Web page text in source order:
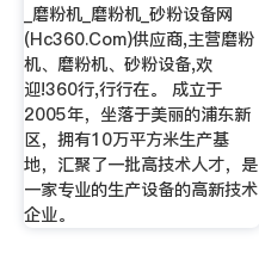
_磨粉机_磨粉机_砂粉设备网
(Hc360.Com)供应商,主营磨粉
机、磨粉机、砂粉设备,欢
迎!360行,行行在。 成立于
2005年，坐落于美丽的浦东新
区，拥有10万平方米生产基
地，汇聚了一批高技术人才，是
一家专业的生产设备的高新技术
企业。